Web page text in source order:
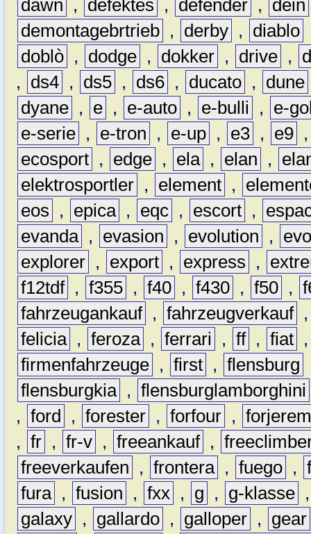
dawn , defektes , defender , dein
demontagebrtrieb , derby , diablo
doblò , dodge , dokker , drive ,
,
ds4 , ds5 , ds6 , ducato , dune
dyane , e , e-auto , e-bulli ,
e-
e-serie , e-tron , e-up , e3 , e9
ecosport , edge , ela , elan ,
elektrosportler , element ,
eos
, epica , eqc , escort ,
evanda , evasion , evolution ,
explorer , export , express ,
f12tdf , f355 , f40 , f430 , f50 ,
fahrzeugankauf , fahrzeugverkauf
felicia , feroza , ferrari , ff , fiat
firmenfahrzeuge , first , flensburg
flensburgkia , flensburglamborghini
, ford , forester , forfour ,
, fr , fr-v , freeankauf ,
freeverkaufen
, frontera , fuego ,
fura , fusion , fxx , g , g-klasse
galaxy , gallardo , galloper ,
gear